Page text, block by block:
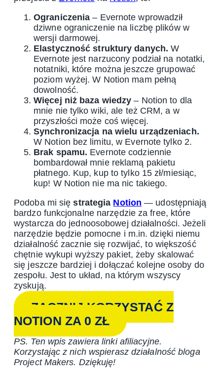
Ograniczenia – Evernote wprowadził
dziwne ograniczenie na liczbę plików w
wersji darmowej.
Elastyczność struktury danych.W
Evernote jest narzucony podział na notatki,
notatniki, które można jeszcze grupować
poziom wyżej. W Notion mam pełną
dowolność.
Więcej niż baza wiedzy – Notion to dla
mnie nie tylko wiki, ale też CRM, a w
przyszłości może coś więcej.
Synchronizacja na wielu urządzeniach.
W Notion bez limitu, w Evernote tylko 2.
Brak spamu. Evernote codziennie
bombardował mnie reklamą pakietu
płatnego. Kup, kup to tylko 15 zł/miesiąc,
kup! W Notion nie ma nic takiego.
Podoba mi sięstrategia Notion — udostępniają
bardzo funkcjonalne narzędzie za free, które
wystarcza do jednoosobowej działalności. Jeżeli
narzędzie będzie pomocne i m.in. dzięki niemu
działalność zacznie się rozwijać, to większość
chętnie wykupi wyższy pakiet, żeby skalować
się jeszcze bardziej i dołączać kolejne osoby do
zespołu. Jest to układ, na którym wszyscy
zyskują.
ZACZNIJ KORZYSTAĆ Z
NOTION ZA 0 ZŁ
PS. Ten wpis zawiera linki afiliacyjne.
Korzystając z nich wspierasz działalność bloga
Project Makers. Dziękuję!